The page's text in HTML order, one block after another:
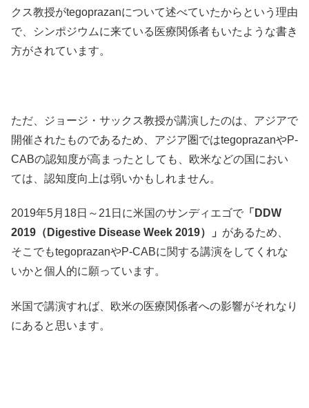
クス教授がtegoprazanについて述べていたからという理由
で、シンポジウムに来ている医療関係者もいたような書き
方がされています。
ただ、ジョージ・サックス教授が講演したのは、アジアで
開催されたものであるため、アジア圏ではtegoprazanやP-
CABの認知度が高まったとしても、欧米などの国におい
ては、認知度向上は弱いかもしれません。
2019年5月18日～21日に米国のサンディエゴで 「DDW
2019（Digestive Disease Week 2019）」 があるため、
そこでもtegoprazanやP-CABに関する講演をしてくれな
いかと個人的に願っています。
米国で講演すれば、欧米の医療関係者への影響がそれなり
にあると思います。